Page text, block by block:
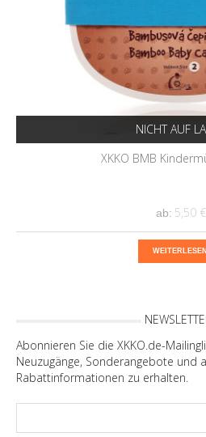
NICHT AUF
XKKO BMB
ab: 5,50 €
WEITERLESEN
Abonnieren Sie die XKKO.de-
Neuzugänge, Sonderangebote und
Rabattinformationen zu erhalten.